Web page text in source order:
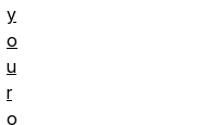
y
o
u
r
o